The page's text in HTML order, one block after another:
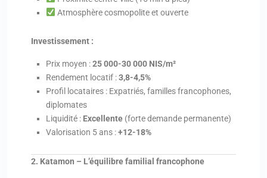
Atmosphère cosmopolite et ouverte
Investissement :
Prix moyen :25 000-30 000 NIS/m²
Rendement locatif :3,8-4,5%
Profil locataires : Expatriés, familles francophones,
diplomates
Liquidité : Excellente (forte demande permanente)
Valorisation 5 ans :+12-18%
2. Katamon – L’équilibre familial francophone